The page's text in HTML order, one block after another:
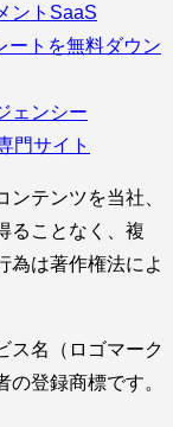
ントSaaS
ートを無料ダウン
ェンシー
門サイト
テンツを当社、
ることなく、複
為は著作権法によ
ス名（ロゴマーク
登録商標です。